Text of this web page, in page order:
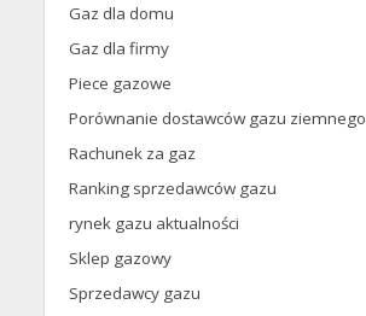
Gaz dla domu
Gaz dla firmy
Piece gazowe
Porównanie dostawców gazu ziemnego
Rachunek za gaz
Ranking sprzedawców gazu
rynek gazu aktualności
Sklep gazowy
Sprzedawcy gazu